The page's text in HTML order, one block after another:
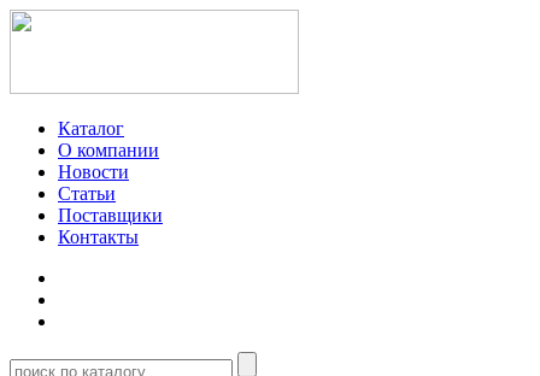
Каталог
О компании
Новости
Статьи
Поставщики
Контакты